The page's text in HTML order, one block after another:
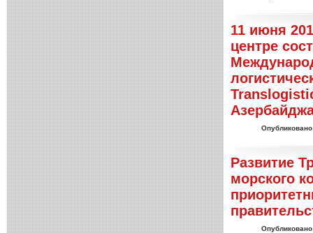
11 июня
центре
Развитие
морского